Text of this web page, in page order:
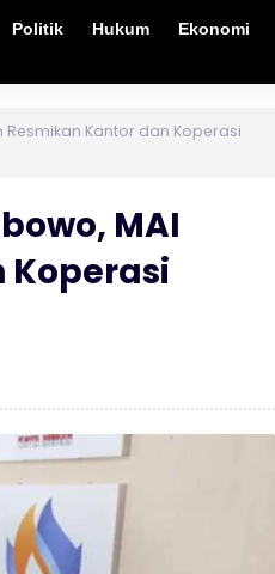
Politik Hukum Ekonomi
Resmikan Kantor dan Koperasi
MAI
Koperasi